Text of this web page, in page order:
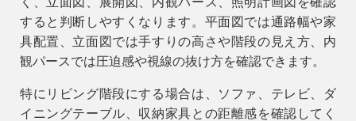
すると判断しやすくなります。平面図では通路幅や家
具配置、立面図では手すりの高さや階段の見え方、内
観パースでは圧迫感や視線の抜け方を確認できます。
特にリビング階段にする場合は、ソファ、テレビ、ダ
イニングテーブル、収納家具との距離感を確認してく